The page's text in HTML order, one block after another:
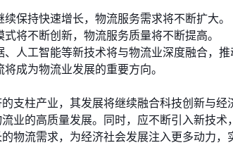
保持快速增长，物流服务需求将不断扩大。
将不断创新，物流服务质量将不断提高。
人工智能等新技术将与物流业深度融合，推
成为物流业发展的重要方向。
支柱产业，其发展将继续融合科技创新与
业的高质量发展。同时，应不断引入新技
物流需求，为经济社会发展注入更多动力，